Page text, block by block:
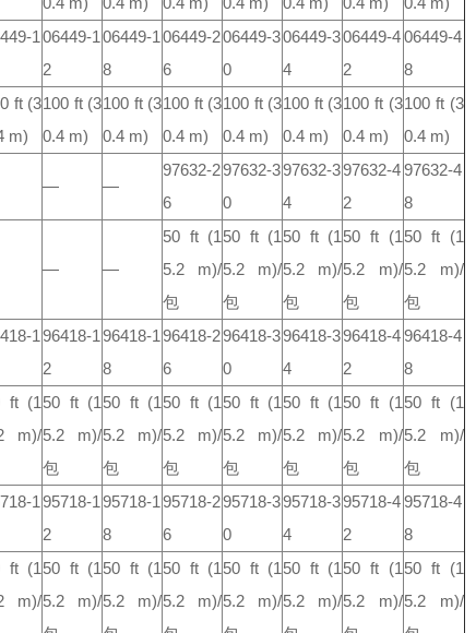
1 06449-1
2
06449-1
8
06449-2
6
06449-3
0
06449-3
4
06449-4
2
06449-4
8
ft(3
m)
100 ft(3
0.4 m)
100 ft(3
0.4 m)
100 ft(3
0.4 m)
100 ft(3
0.4 m)
100 ft(3
0.4 m)
100 ft (3
0.4 m)
100 ft (3
0.4 m)
— —
97632-2
6
97632-3
0
97632-3
4
97632-4
2
97632-4
8
— —
50 ft(1
5.2 m)/
包
50 ft(1
5.2 m)/
包
50 ft(1
5.2 m)/
包
50 ft (1
5.2 m)/
包
50 ft (1
5.2 m)/
包
1 96418-1
2
96418-1
8
96418-2
6
96418-3
0
96418-3
4
96418-4
2
96418-4
8
ft(1
m)/
50 ft(1
5.2 m)/
包
50 ft(1
5.2 m)/
包
50 ft(1
5.2 m)/
包
50 ft(1
5.2 m)/
包
50 ft(1
5.2 m)/
包
50 ft (1
5.2 m)/
包
50 ft (1
5.2 m)/
包
1 95718-1
2
95718-1
8
95718-2
6
95718-3
0
95718-3
4
95718-4
2
95718-4
8
ft(1
m)/
50 ft(1
5.2 m)/
50 ft(1
5.2 m)/
50 ft(1
5.2 m)/
50 ft(1
5.2 m)/
50 ft(1
5.2 m)/
50 ft (1
5.2 m)/
50 ft (1
5.2 m)/